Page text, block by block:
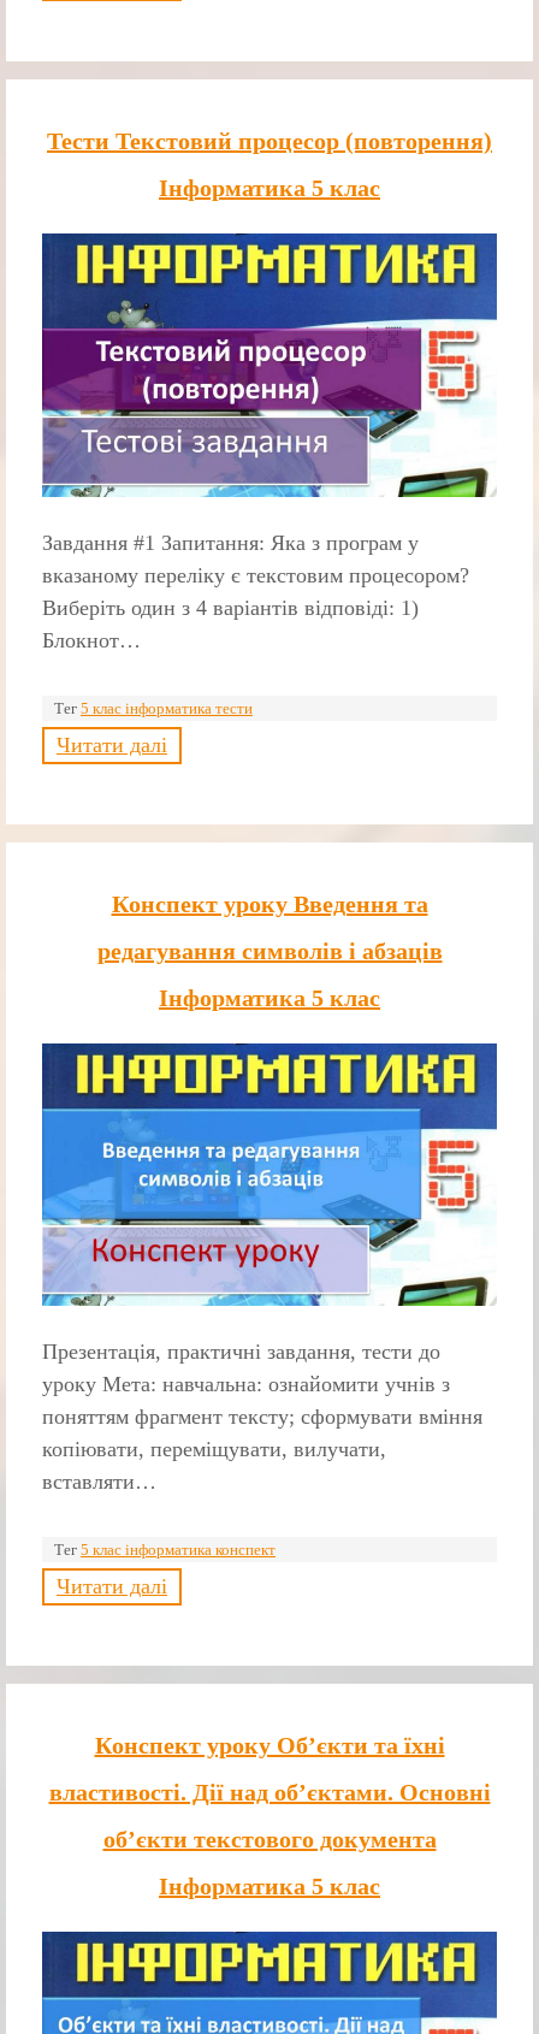
Тести Текстовий процесор (повторення)
Інформатика 5 клас
Завдання #1 Запитання: Яка з програм у
вказаному переліку є текстовим процесором?
Виберіть один з 4 варіантів відповіді: 1)
Блокнот…
Тег 5 клас інформатика тести
Читати далі
Конспект уроку Введення та
редагування символів і абзаців
Інформатика 5 клас
Презентація, практичні завдання, тести до
уроку Мета: навчальна: ознайомити учнів з
поняттям фрагмент тексту; сформувати вміння
копіювати, переміщувати, вилучати,
вставляти…
Тег 5 клас інформатика конспект
Читати далі
Конспект уроку Об’єкти та їхні
властивості. Дії над об’єктами. Основні
об’єкти текстового документа
Інформатика 5 клас